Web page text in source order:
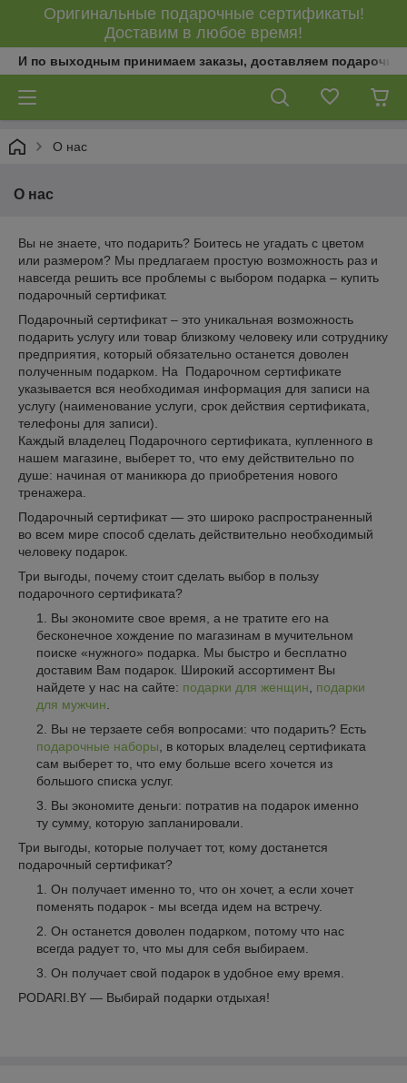
Оригинальные подарочные сертификаты!
Доставим в любое время!
И по выходным принимаем заказы, доставляем
О нас
О нас
Вы не знаете, что подарить? Боитесь не угадать с цветом
или размером? Мы предлагаем простую возможность раз и
навсегда решить все проблемы с выбором подарка – купить
подарочный сертификат.
Подарочный сертификат – это уникальная возможность
подарить услугу или товар близкому человеку или сотруднику
предприятия, который обязательно останется доволен
полученным подарком. На Подарочном сертификате
указывается вся необходимая информация для записи на
услугу (наименование услуги, срок действия сертификата,
телефоны для записи).
Каждый владелец Подарочного сертификата, купленного в
нашем магазине, выберет то, что ему действительно по
душе: начиная от маникюра до приобретения нового
тренажера.
Подарочный сертификат — это широко распространенный
во всем мире способ сделать действительно необходимый
человеку подарок.
Три выгоды, почему стоит сделать выбор в пользу
подарочного сертификата?
Вы экономите свое время, а не тратите его на
бесконечное хождение по магазинам в мучительном
поиске «нужного» подарка. Мы быстро и бесплатно
доставим Вам подарок. Широкий ассортимент Вы
найдете у нас на сайте: подарки для женщин
подарки
для мужчин
Вы не терзаете себя вопросами: что подарить? Есть
подарочные наборы , в которых владелец сертификата
сам выберет то, что ему больше всего хочется из
большого списка услуг.
Вы экономите деньги: потратив на подарок именно
ту сумму, которую запланировали.
Три выгоды, которые получает тот, кому достанется
подарочный сертификат?
Он получает именно то, что он хочет, а если хочет
поменять подарок - мы всегда идем на встречу.
Он останется доволен подарком, потому что нас
всегда радует то, что мы для себя выбираем.
Он получает свой подарок в удобное ему время.
PODARI.BY — Выбирай подарки отдыхая!